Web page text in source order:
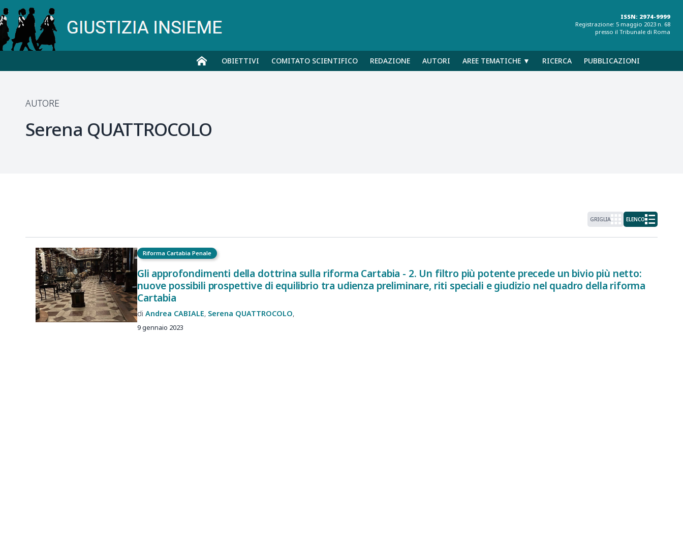
ISSN: 2974-9999
Registrazione: 5 maggio 2023 n. 68
presso il Tribunale di Roma
OBIETTIVI COMITATO SCIENTIFICO REDAZIONE AUTORI AREE TEMATICHE ▼ RICERCA PUBBLICAZIONI
AUTORE
Serena QUATTROCOLO
GRIGLIA ELENCO
Riforma Cartabia Penale
Gli approfondimenti della dottrina sulla riforma Cartabia - 2. Un filtro più potente precede un bivio più netto:
nuove possibili prospettive di equilibrio tra udienza preliminare, riti speciali e giudizio nel quadro della riforma
Cartabia
Andrea CABIALE Serena QUATTROCOLO
9 gennaio 2023